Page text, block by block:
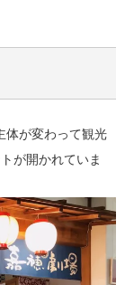
体が変わって観光
が開かれていま